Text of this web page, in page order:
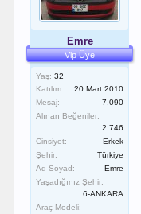
Emre
Vip Üye
Yaş: 32
Katılım:
20 Mart 2010
Mesaj:
7,090
Alınan Beğeniler:
2,746
Cinsiyet:
Erkek
Şehir:
Türkiye
Ad Soyad:
Emre
Yaşadığınız Şehir:
6-ANKARA
Araç Modeli: